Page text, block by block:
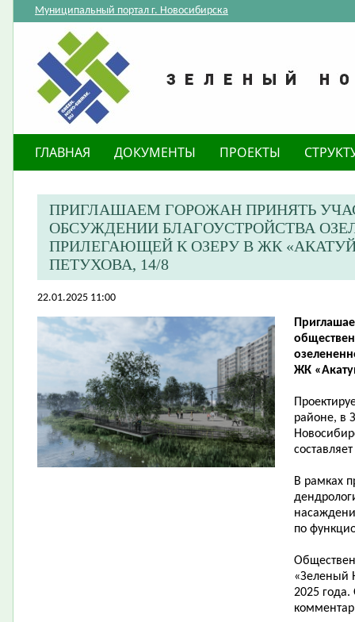
Муниципальный портал г. Новосибирска
ГЛАВНАЯ ДОКУМЕНТЫ ПРОЕКТЫ
ПРИГЛАШАЕМ ГОРОЖАН ПРИНЯТЬ
ОБСУЖДЕНИИ БЛАГОУСТРОЙСТВА
ПРИЛЕГАЮЩЕЙ К ОЗЕРУ В ЖК
ПЕТУХОВА, 14/8
22.01.2025 11:00
ЖК
районе, в
В рамках
по
«Зеленый
2025